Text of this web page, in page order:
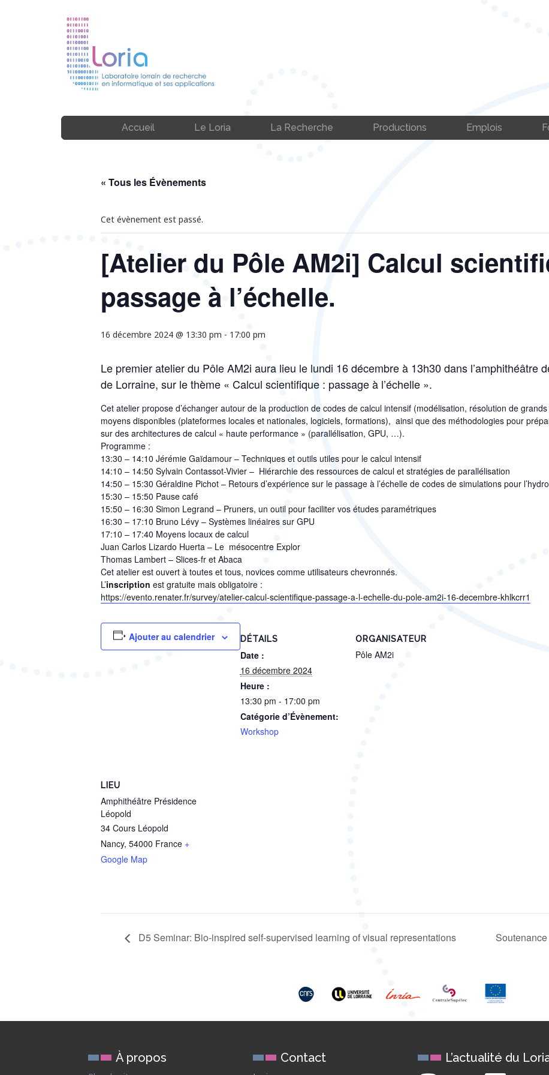
Accueil Le Loria La Recherche Productions Emplois
« Tous les Évènements
Cet évènement est passé.
[Atelier du Pôle AM2i] Calcul
passage à l’échelle.
16 décembre 2024 @ 13:30 pm - 17:00 pm
Le premier atelier du Pôle AM2i aura lieu le lundi 16 décembre à 13h30 dans l’amphithéâtre
de Lorraine, sur le thème « Calcul scientifique : passage à l’échelle ».
Cet atelier propose d’échanger autour de la production de codes de calcul intensif (modélisation, résolution de
moyens disponibles (plateformes locales et nationales, logiciels, formations), ainsi que des méthodologies pour
sur des architectures de calcul « haute performance » (parallélisation, GPU, …).
Programme :
13:30 – 14:10 Jérémie Gaïdamour – Techniques et outils utiles pour le calcul intensif
14:10 – 14:50 Sylvain Contassot-Vivier – Hiérarchie des ressources de calcul et stratégies de parallélisation
14:50 – 15:30 Géraldine Pichot – Retours d’expérience sur le passage à l’échelle de codes de simulations pour
15:30 – 15:50 Pause café
15:50 – 16:30 Simon Legrand – Pruners, un outil pour faciliter vos études paramétriques
16:30 – 17:10 Bruno Lévy – Systèmes linéaires sur GPU
17:10 – 17:40 Moyens locaux de calcul
Juan Carlos Lizardo Huerta – Le mésocentre Explor
Thomas Lambert – Slices-fr et Abaca
Cet atelier est ouvert à toutes et tous, novices comme utilisateurs chevronnés.
L’inscription est gratuite mais obligatoire :
https://evento.renater.fr/survey/atelier-calcul-scientifique-passage-a-l-echelle-du-pole-am2i-16-decembre-khlkcrr1
Ajouter au calendrier DÉTAILS
Date :
16 décembre 2024
Heure :
13:30 pm - 17:00 pm
Catégorie d’Évènement:
Workshop
ORGANISATEUR
Pôle AM2i
LIEU
Amphithéâtre Présidence
Léopold
34 Cours Léopold
Nancy, 54000 France +
Google Map
D5 Seminar: Bio-inspired self-supervised learning of visual representations
À propos Contact L’actualité du